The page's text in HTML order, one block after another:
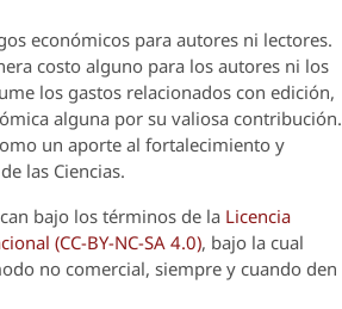
económicos para autores ni lectores.
costo alguno para los autores ni los
los gastos relacionados con edición,
alguna por su valiosa contribución.
un aporte al fortalecimiento y
las Ciencias.
bajo los términos de la Licencia
(CC-BY-NC-SA 4.0), bajo la cual
no comercial, siempre y cuando den